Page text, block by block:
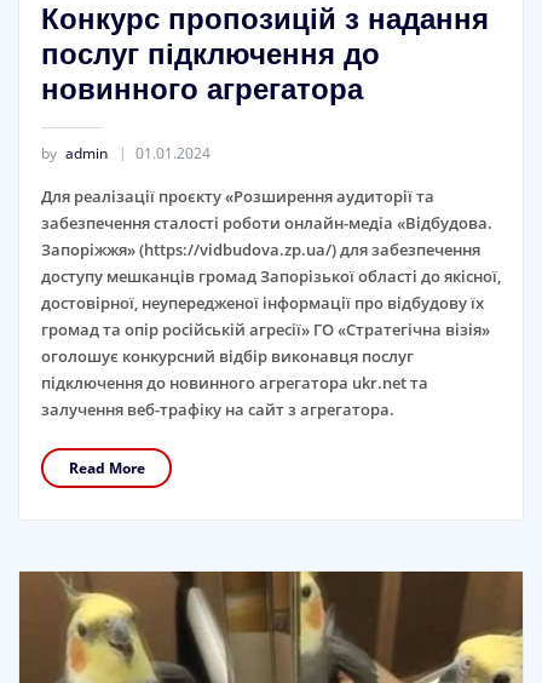
Конкурс пропозицій з надання
послуг підключення до
новинного агрегатора
by admin 01.01.2024
Для реалізації проєкту «Розширення аудиторії та
забезпечення сталості роботи онлайн-медіа «Відбудова.
Запоріжжя» (https://vidbudova.zp.ua/) для забезпечення
доступу мешканців громад Запорізької області до якісної,
достовірної, неупередженої інформації про відбудову їх
громад та опір російській агресії» ГО «Стратегічна візія»
оголошує конкурсний відбір виконавця послуг
підключення до новинного агрегатора ukr.net та
залучення веб-трафіку на сайт з агрегатора.
Read More